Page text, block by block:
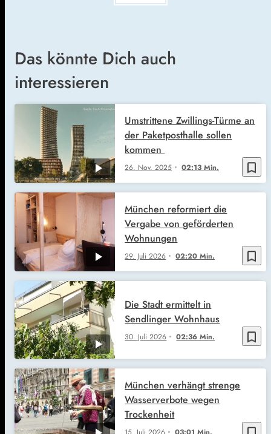
Das könnte Dich auch
interessieren
bookmark_border
26. Nov. 2025 02:13 Min.
Umstrittene Zwillings-Türme an
der Paketposthalle sollen
kommen
bookmark_border
29. Juli 2026 02:20 Min.
München reformiert die
Vergabe von geförderten
Wohnungen
bookmark_border
30. Juli 2026 02:36 Min.
Die Stadt ermittelt in
Sendlinger Wohnhaus
München verhängt strenge
Wasserverbote wegen
Trockenheit